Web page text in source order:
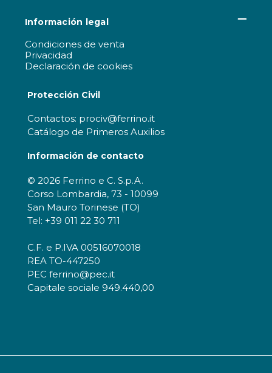
Información legal
Condiciones de venta
Privacidad
Declaración de cookies
Protección Civil
Contactos: prociv@ferrino.it
Catálogo de Primeros Auxilios
Información de contacto
© 2026 Ferrino e C. S.p.A.
Corso Lombardia, 73 - 10099
San Mauro Torinese (TO)
Tel: +39 011 22 30 711
C.F. e P.IVA 00516070018
REA TO-447250
PEC ferrino@pec.it
Capitale sociale 949.440,00